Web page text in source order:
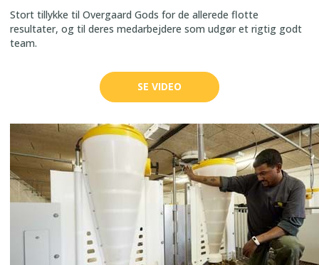
Stort tillykke til Overgaard Gods for de allerede flotte
resultater, og til deres medarbejdere som udgør et rigtig godt
team.
SE VIDEO